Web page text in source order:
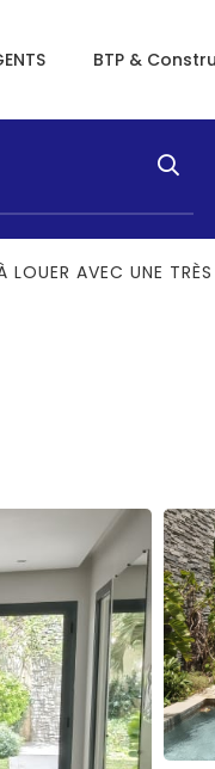
BTP &
AVEC UNE